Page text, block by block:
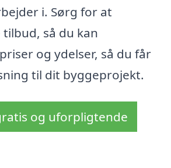
i. Sørg for at
så du kan
og ydelser, så du får
til dit byggeprojekt.
og uforpligtende